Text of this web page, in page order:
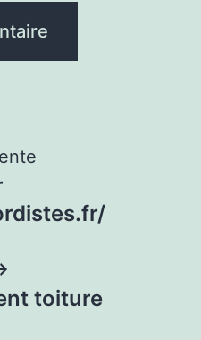
toiture